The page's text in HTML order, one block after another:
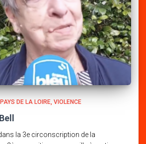
PAYS DE LA LOIRE VIOLENCE
la 3e circonscription de la